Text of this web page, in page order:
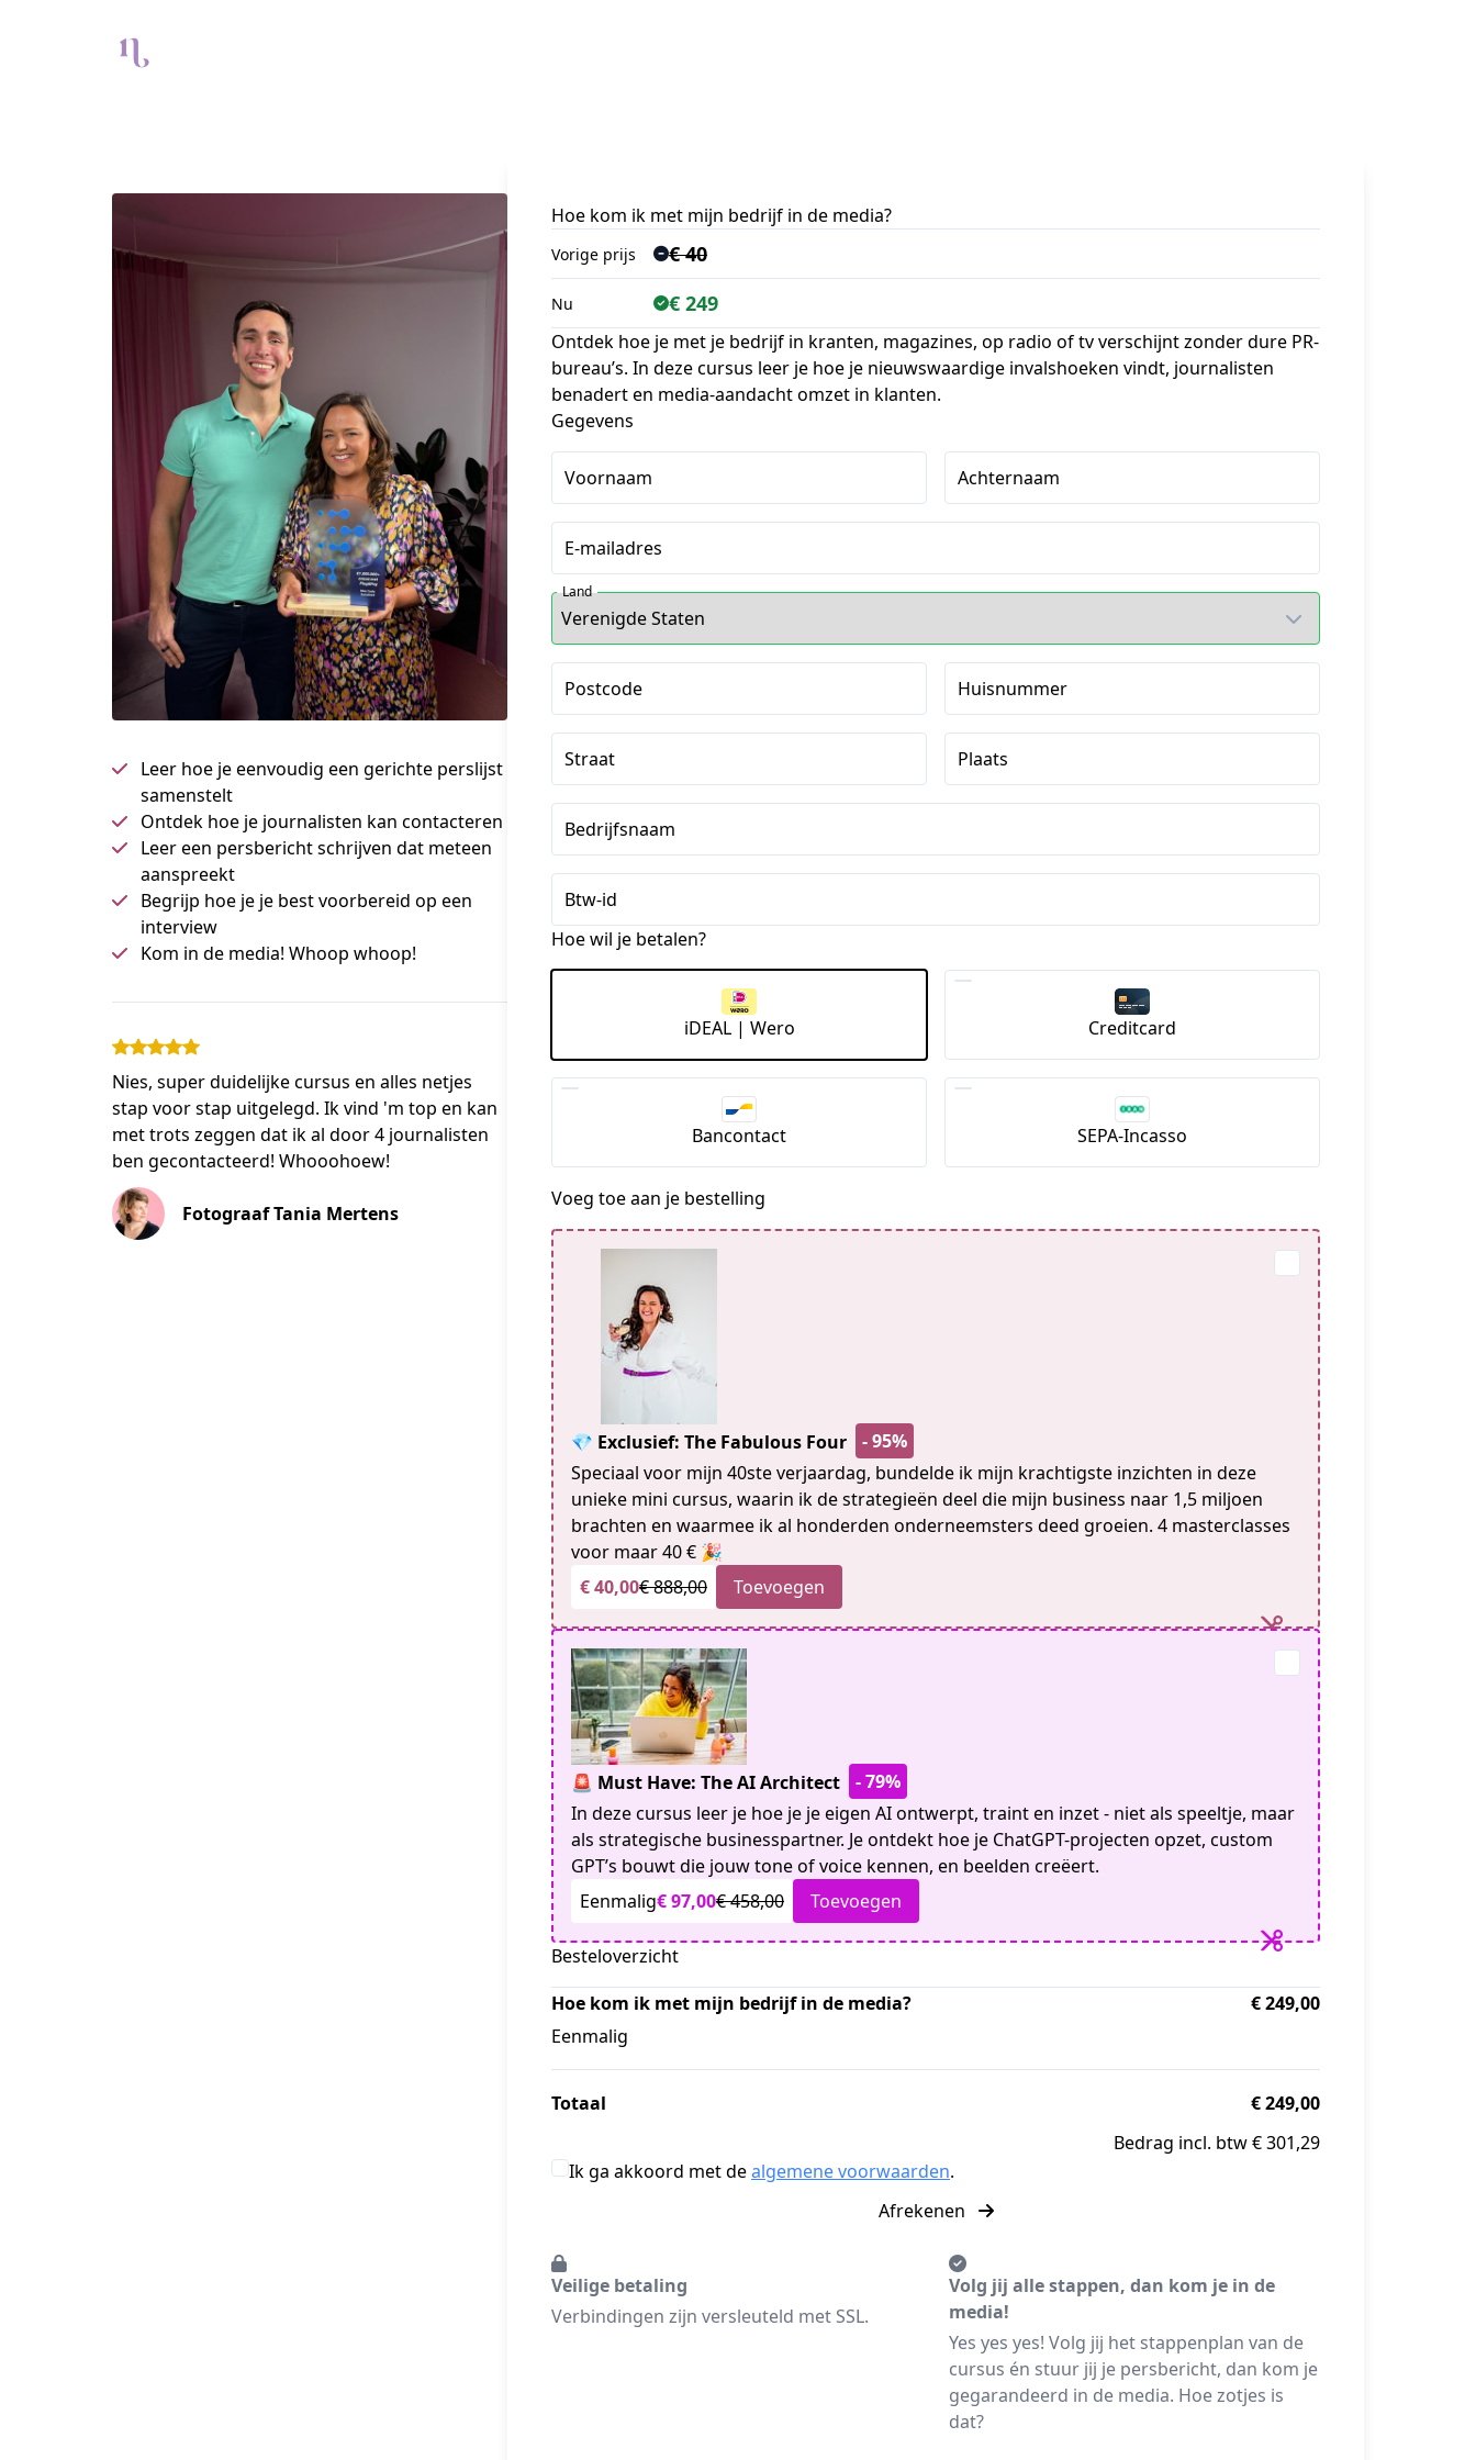
Leer hoe je eenvoudig een gerichte perslijst
samenstelt
Ontdek hoe je journalisten kan contacteren
Leer een persbericht schrijven dat meteen
aanspreekt
Begrijp hoe je je best voorbereid op een
interview
Kom in de media! Whoop whoop!
Nies, super duidelijke cursus en alles netjes
stap voor stap uitgelegd. Ik vind 'm top en kan
met trots zeggen dat ik al door 4 journalisten
ben gecontacteerd! Whooohoew!
Fotograaf Tania Mertens
Hoe kom ik met mijn bedrijf in de media?
Vorige prijs € 40
Nu € 249
Ontdek hoe je met je bedrijf in kranten, magazines, op radio of tv verschijnt zonder dure PR-
bureau’s. In deze cursus leer je hoe je nieuwswaardige invalshoeken vindt, journalisten
benadert en media-aandacht omzet in klanten.
Gegevens
Voornaam Achternaam
E-mailadres
Land
Postcode Huisnummer
Straat Plaats
Bedrijfsnaam
Btw-id
Hoe wil je betalen?
iDEAL | Wero Creditcard
Bancontact SEPA-Incasso
Voeg toe aan je bestelling
💎 Exclusief: The Fabulous Four
- 95%
Speciaal voor mijn 40ste verjaardag, bundelde ik mijn krachtigste inzichten in deze
unieke mini cursus, waarin ik de strategieën deel die mijn business naar 1,5 miljoen
brachten en waarmee ik al honderden onderneemsters deed groeien. 4 masterclasses
voor maar 40 € 🎉
€ 40,00€ 888,00 Toevoegen
🚨 Must Have: The AI Architect
- 79%
In deze cursus leer je hoe je je eigen AI ontwerpt, traint en inzet - niet als speeltje, maar
als strategische businesspartner. Je ontdekt hoe je ChatGPT-projecten opzet, custom
GPT’s bouwt die jouw tone of voice kennen, en beelden creëert.
Eenmalig€ 97,00€ 458,00 Toevoegen
Besteloverzicht
Hoe kom ik met mijn bedrijf in de media?
Eenmalig
€ 249,00
Totaal
€ 249,00
Bedrag incl. btw € 301,29
Ik ga akkoord met dealgemene voorwaarden.
Afrekenen
Veilige betaling
Verbindingen zijn versleuteld met SSL.
Volg jij alle stappen, dan kom je in de
media!
Yes yes yes! Volg jij het stappenplan van de
cursus én stuur jij je persbericht, dan kom je
gegarandeerd in de media. Hoe zotjes is
dat?